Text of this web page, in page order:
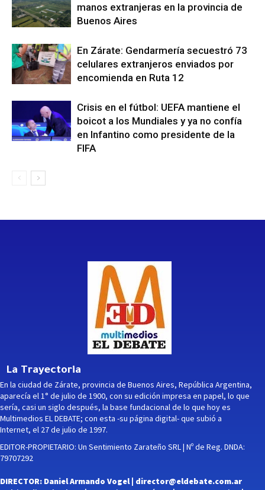
manos extranjeras en la provincia de
Buenos Aires
En Zárate: Gendarmería secuestró 73
celulares extranjeros enviados por
encomienda en Ruta 12
Crisis en el fútbol: UEFA mantiene el
boicot a los Mundiales y ya no confía
en Infantino como presidente de la
FIFA
La Trayectoria
En la ciudad de Zárate, provincia de Buenos Aires, República Argentina,
aparecía el 1° de julio de 1900, con su edición impresa en papel, lo que
sería, casi un siglo después, la base fundacional de lo que hoy es
Multimedios EL DEBATE; con esta -su página digital- que subió a
Internet, el 27 de julio de 1997.
EDITOR-PROPIETARIO: Un Sentimiento Zarateño SRL | Nº de Reg. DNDA:
79707292
DIRECTOR: Daniel Armando Vogel | director@eldebate.com.ar